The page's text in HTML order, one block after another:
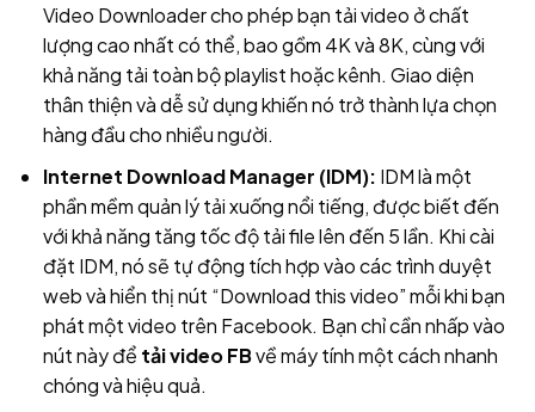
Video Downloader cho phép bạn tải video ở chất
lượng cao nhất có thể, bao gồm 4K và 8K, cùng với
khả năng tải toàn bộ playlist hoặc kênh. Giao diện
thân thiện và dễ sử dụng khiến nó trở thành lựa chọn
hàng đầu cho nhiều người.
Internet Download Manager (IDM): IDM là một
phần mềm quản lý tải xuống nổi tiếng, được biết đến
với khả năng tăng tốc độ tải file lên đến 5 lần. Khi cài
đặt IDM, nó sẽ tự động tích hợp vào các trình duyệt
web và hiển thị nút “Download this video” mỗi khi bạn
phát một video trên Facebook. Bạn chỉ cần nhấp vào
nút này để tải video FBvề máy tính một cách nhanh
chóng và hiệu quả.